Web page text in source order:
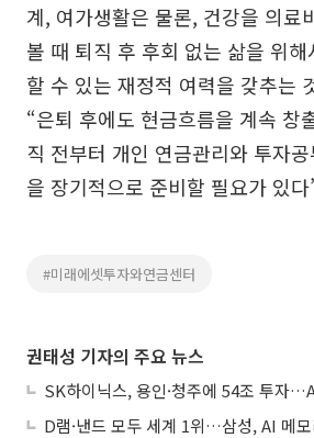
계, 여가생활은 물론, 건강을 의료
볼 때 퇴직 후 후회 없는 삶을 위
할 수 있는 재정적 여력을 갖추는
“은퇴 후에도 현금흐름을 계속 창
직 전부터 개인 연금관리와 투자
을 장기적으로 준비할 필요가 있
#미래에셋투자와연금센터
권태성 기자의 주요 뉴스